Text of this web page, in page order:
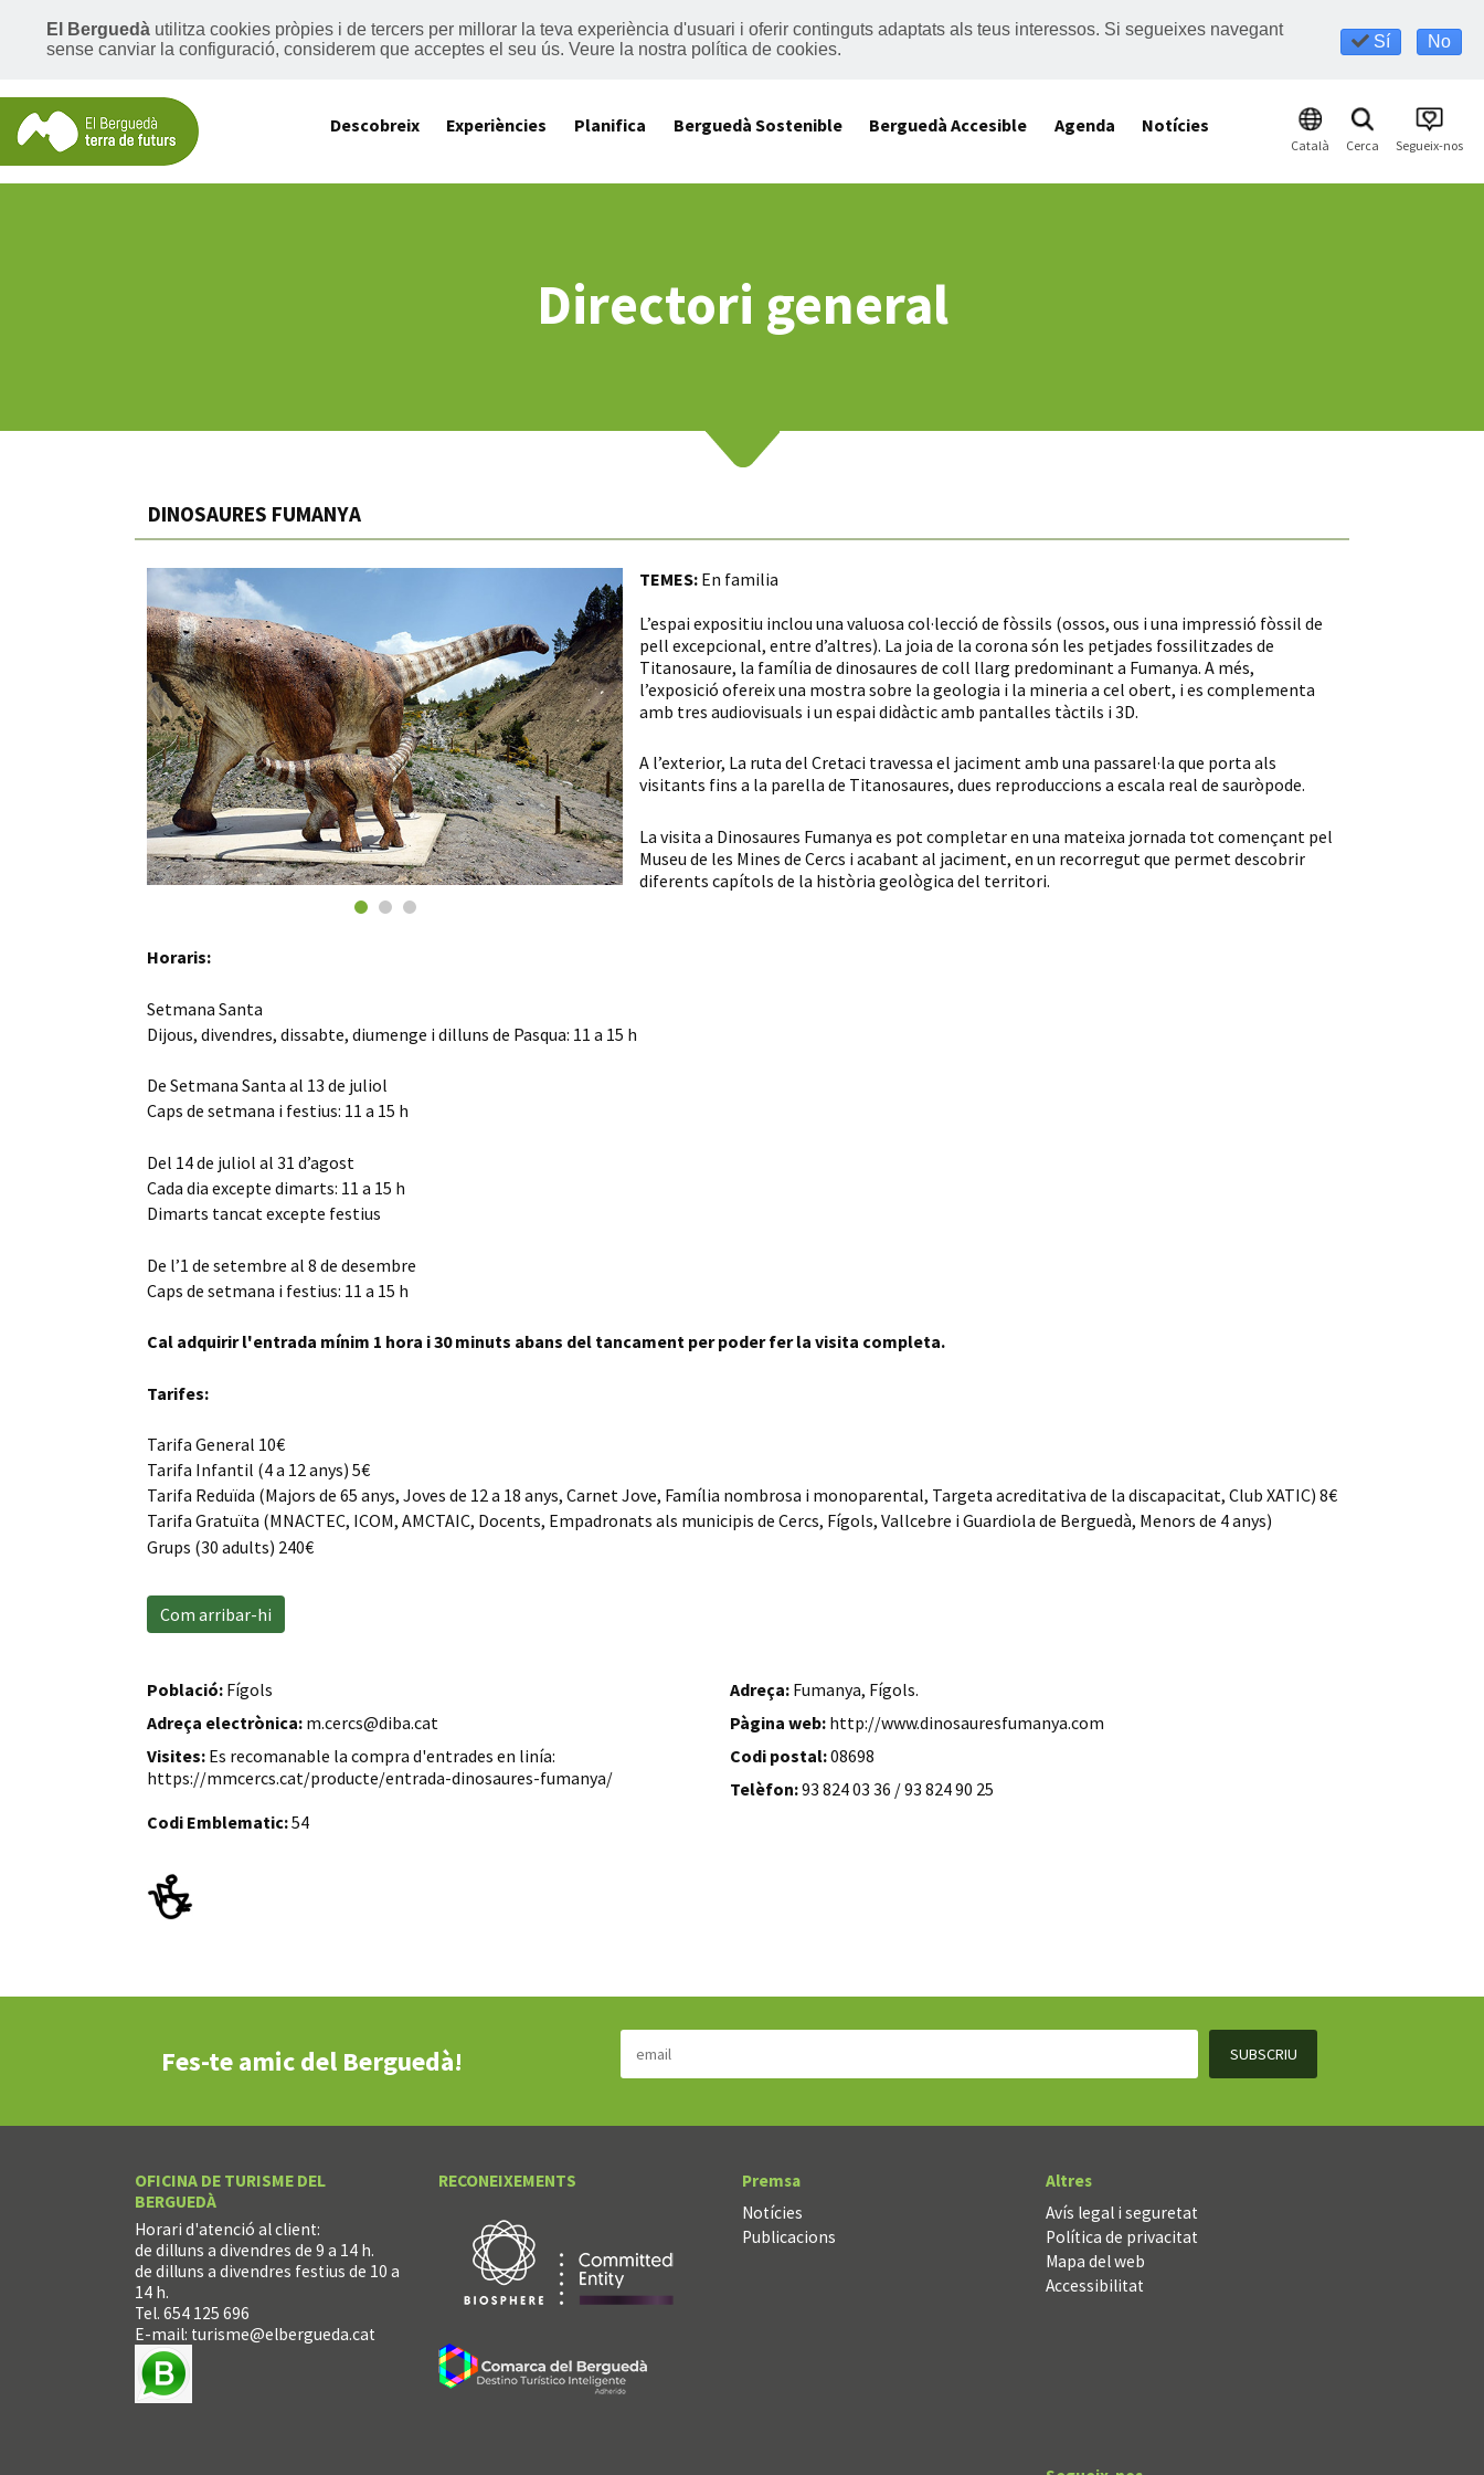
Sí No
El Berguedà utilitza cookies pròpies i de tercers per millorar la teva experiència d'usuari i oferir continguts adaptats als teus interessos. Si segueixes navegant
sense canviar la configuració, considerem que acceptes el seu ús. Veure la nostra política de cookies.
Català Cerca Segueix-nos
Descobreix Experiències Planifica Berguedà Sostenible Berguedà Accesible Agenda Notícies
Directori general
DINOSAURES FUMANYA
TEMES: En familia
L’espai expositiu inclou una valuosa col·lecció de fòssils (ossos, ous i una impressió fòssil de
pell excepcional, entre d’altres). La joia de la corona són les petjades fossilitzades de
Titanosaure, la família de dinosaures de coll llarg predominant a Fumanya. A més,
l’exposició ofereix una mostra sobre la geologia i la mineria a cel obert, i es complementa
amb tres audiovisuals i un espai didàctic amb pantalles tàctils i 3D.
A l’exterior, La ruta del Cretaci travessa el jaciment amb una passarel·la que porta als
visitants fins a la parella de Titanosaures, dues reproduccions a escala real de sauròpode.
La visita a Dinosaures Fumanya es pot completar en una mateixa jornada tot començant pel
Museu de les Mines de Cercs i acabant al jaciment, en un recorregut que permet descobrir
diferents capítols de la història geològica del territori.
Horaris:
Setmana Santa
Dijous, divendres, dissabte, diumenge i dilluns de Pasqua: 11 a 15 h
De Setmana Santa al 13 de juliol
Caps de setmana i festius: 11 a 15 h
Del 14 de juliol al 31 d’agost
Cada dia excepte dimarts: 11 a 15 h
Dimarts tancat excepte festius
De l’1 de setembre al 8 de desembre
Caps de setmana i festius: 11 a 15 h
Cal adquirir l'entrada mínim 1 hora i 30 minuts abans del tancament per poder fer la visita completa.
Tarifes:
Tarifa General 10€
Tarifa Infantil (4 a 12 anys) 5€
Tarifa Reduïda (Majors de 65 anys, Joves de 12 a 18 anys, Carnet Jove, Família nombrosa i monoparental, Targeta acreditativa de la discapacitat, Club XATIC) 8€
Tarifa Gratuïta (MNACTEC, ICOM, AMCTAIC, Docents, Empadronats als municipis de Cercs, Fígols, Vallcebre i Guardiola de Berguedà, Menors de 4 anys)
Grups (30 adults) 240€
Com arribar-hi
Població: Fígols Adreça: Fumanya, Fígols.
Adreça electrònica: m.cercs@diba.cat Pàgina web: http://www.dinosauresfumanya.com
Visites: Es recomanable la compra d'entrades en linía:
https://mmcercs.cat/producte/entrada-dinosaures-fumanya/
Codi postal:08698
Telèfon:93 824 03 36 / 93 824 90 25
Codi Emblematic:54
Fes-te amic del Berguedà!
OFICINA DE TURISME DEL
BERGUEDÀ
Horari d'atenció al client:
de dilluns a divendres de 9 a 14 h.
de dilluns a divendres festius de 10 a
14 h.
Tel. 654 125 696
E-mail: turisme@elbergueda.cat
RECONEIXEMENTS
Premsa
Notícies
Publicacions
Altres
Avís legal i seguretat
Política de privacitat
Mapa del web
Accessibilitat